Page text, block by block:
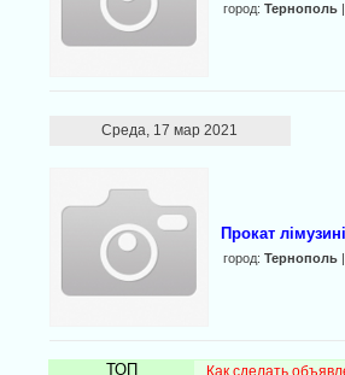
город: Тернополь|
Среда, 17 мар 2021
Прокат
город: Тернополь|
ТОП Как сделать